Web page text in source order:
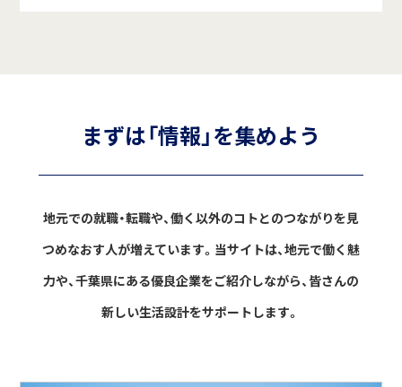
まずは「情報」を集めよう
地元での就職・転職や、働く以外のコトとのつながりを見
つめなおす人が増えています。 当サイトは、地元で働く魅
力や、千葉県にある優良企業をご紹介しながら、皆さんの
新しい生活設計をサポートします。